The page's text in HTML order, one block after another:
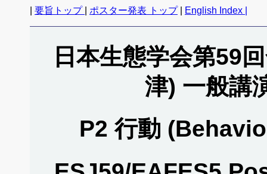
要旨トップ ポスター発表 トップ| English Index |
日本生態学会第59
津) 一般講
P2 行動